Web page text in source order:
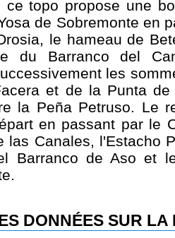
ce topo propose une
de Sobremonte en
le hameau de
du Barranco del
les
et de la Punta de
la Peña Petruso. Le
en passant par le
las Canales, l'Estacho
Barranco de Aso et
DONNÉES SUR LA